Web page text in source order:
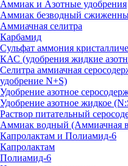
Аммиак и Азотные удобрения
Аммиак безводный
Аммиачная селитра
Карбамид
Сульфат аммония
КАС (удобрения жидкие
Селитра аммиачная
удобрение N+S)
Удобрение азотное
Удобрение азотное жидкое
Раствор питательный
Аммиак водный (Аммиачная
Капролактам и Полиамид-6
Капролактам
Полиамид-6